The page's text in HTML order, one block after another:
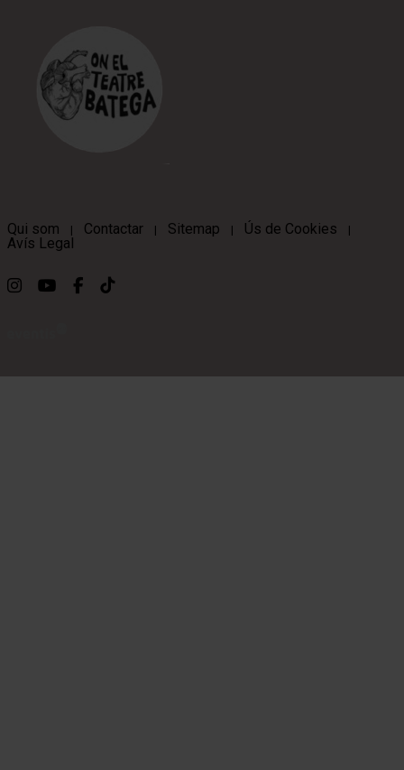
Qui som | Contactar | Sitemap | Ús de Cookies |
Avís Legal
Link a instagram
Link a youtube
Link a facebook
Link a ticktok